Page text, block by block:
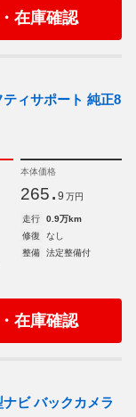
在庫確認
ィサポート 純正8
本体価格
265. 9 万円
走行
0.9万km
修復
なし
整備
法定整備付
在庫確認
ビ バックカメラ